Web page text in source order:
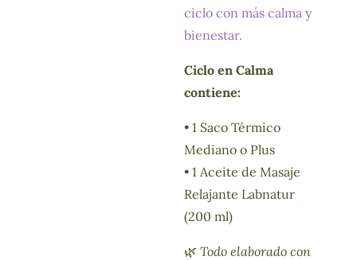
ciclo con más calma y
bienestar.
Ciclo en Calma
contiene:
• 1 Saco Térmico
Mediano o Plus
• 1 Aceite de Masaje
Relajante Labnatur
(200 ml)
🌿Todo elaborado con